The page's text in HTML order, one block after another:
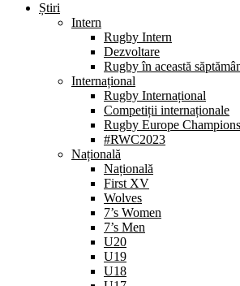
Știri
Intern
Rugby Intern
Dezvoltare
Rugby în această
Internațional
Rugby Internațional
Competiții internaționale
Rugby Europe
#RWC2023
Națională
Națională
First XV
Wolves
7’s Women
7’s Men
U20
U19
U18